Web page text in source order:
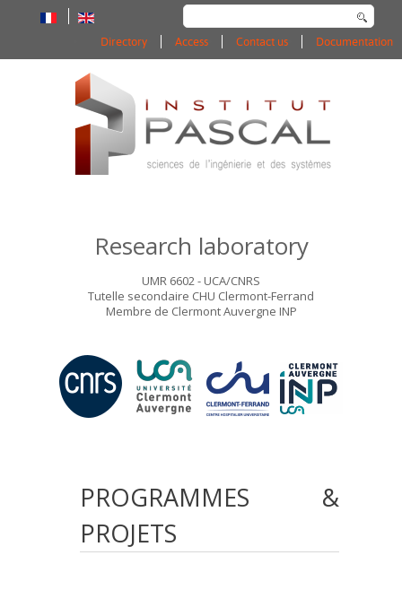
Search
...
Documentation
Contact us
Access
Directory
Research laboratory
UMR 6602 - UCA/CNRS
Tutelle secondaire CHU Clermont-Ferrand
Membre de Clermont Auvergne INP
PROGRAMMES
&
PROJETS